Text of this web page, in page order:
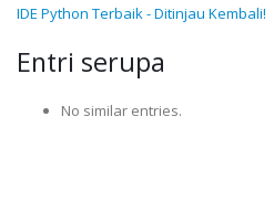
IDE Python Terbaik - Ditinjau Kembali!
Entri serupa
No similar entries.